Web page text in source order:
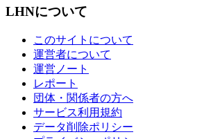
LHNについて
このサイトについて
運営者について
運営ノート
レポート
団体・関係者の方へ
サービス利用規約
データ削除ポリシー